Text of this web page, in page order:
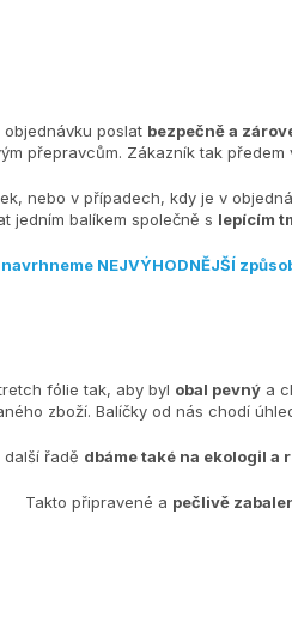
objednávku poslat bezpečně a
přepravcům. Zákazník tak
nebo v případech, kdy je v
jedním balíkem společně s lepícím
navrhneme NEJVÝHODNĚJŠÍ
fólie tak, aby byl obal pevný a
zboží. Balíčky od nás chodí
další řadě dbáme také na ekologiI a
Takto připravené a pečlivě